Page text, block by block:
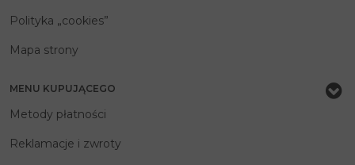
Polityka „cookies”
Mapa strony
MENU KUPUJĄCEGO
Metody płatności
Reklamacje i zwroty